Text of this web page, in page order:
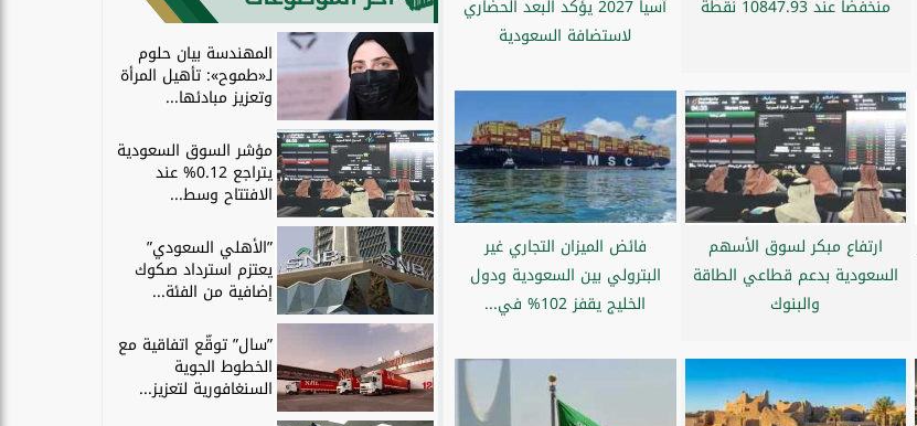
منخفضًا عند 10847.93 نقطة
آسيا 2027 يؤكد البعد الحضاري
لاستضافة السعودية
ارتفاع مبكر لسوق الأسهم
السعودية بدعم قطاعي الطاقة
والبنوك
فائض الميزان التجاري غير
البترولي بين السعودية ودول
الخليج يقفز 102% في...
المهندسة بيان حلوم
لـ«طموح»: تأهيل المرأة
وتعزيز مبادئها...
مؤشر السوق السعودية
يتراجع 0.12% عند
الافتتاح وسط...
”الأهلي السعودي”
يعتزم استرداد صكوك
إضافية من الفئة...
”سال” توقّع اتفاقية مع
الخطوط الجوية
السنغافورية لتعزيز...